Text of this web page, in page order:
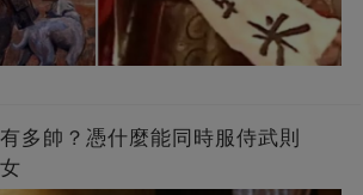
多帥？憑什麼能同時服侍武則